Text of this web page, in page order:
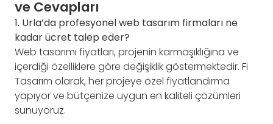
ve Cevapları
1. Urla’da profesyonel web tasarım firmaları ne
kadar ücret talep eder?
Web tasarımı fiyatları, projenin karmaşıklığına ve
içerdiği özelliklere göre değişiklik göstermektedir. Fi
Tasarım olarak, her projeye özel fiyatlandırma
yapıyor ve bütçenize uygun en kaliteli çözümleri
sunuyoruz.